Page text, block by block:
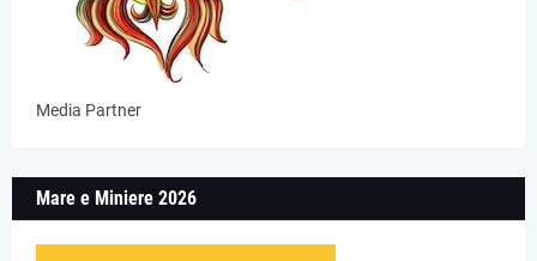
Media Partner
Mare e Miniere 2026